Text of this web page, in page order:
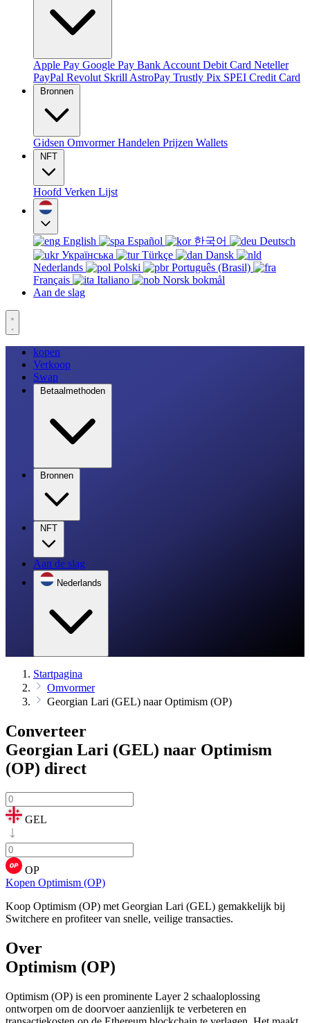
Apple Pay Google Pay Bank Account Debit Card Neteller
PayPal Revolut Skrill AstroPay Trustly Pix SPEI Credit Card
Bronnen
Gidsen OmvormerHandelen Prijzen Wallets
NFT
Hoofd Verken Lijst
English Español 한국어
Deutsch
Українська
Türkçe
Dansk
Nederlands
Polski
Português (Brasil)
Français
Italiano
Norsk bokmål
Aan de slag
kopen
Verkoop
Swap
Betaalmethoden
Bronnen
NFT
Aan de slag
Nederlands
Startpagina
Omvormer
Georgian Lari (GEL) naar Optimism (OP)
Converteer
Georgian Lari (GEL) naar Optimism
(OP) direct
GEL
OP
Kopen Optimism (OP)
Koop Optimism (OP) met Georgian Lari (GEL) gemakkelijk bij
Switchere en profiteer van snelle, veilige transacties.
Over
Optimism (OP)
Optimism (OP) is een prominente Layer 2 schaaloplossing
ontworpen om de doorvoer aanzienlijk te verbeteren en